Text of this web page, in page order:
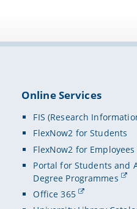
Online Services
FIS (Research
FlexNow2 for Students
FlexNow2 for Employees
Portal for Students and
Degree Programmes
Office 365